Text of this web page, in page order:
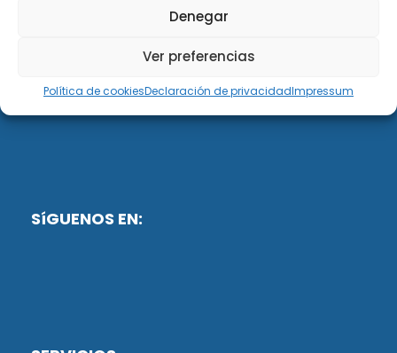
Denegar
Ver preferencias
Política de cookiesDeclaración de privacidadImpressum
fiscalidad y mercantil. Llevamos más de 50 años al
SíGUENOS EN: